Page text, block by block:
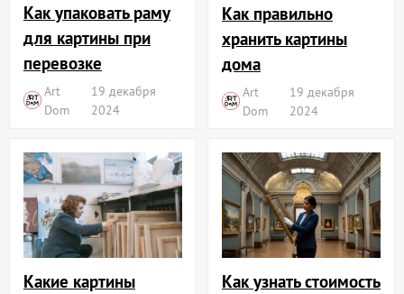
Как упаковать раму
для картины при
перевозке
Art
Dom
19 декабря
2024
Как правильно
хранить картины
дома
Art
Dom
19 декабря
2024
Какие картины
Как узнать стоимость